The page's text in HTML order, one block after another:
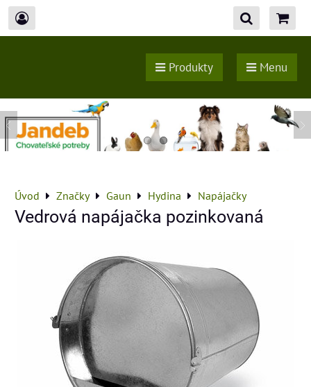
Produkty Menu
Úvod Značky Gaun Hydina Napájačky
Vedrová napájačka pozinkovaná